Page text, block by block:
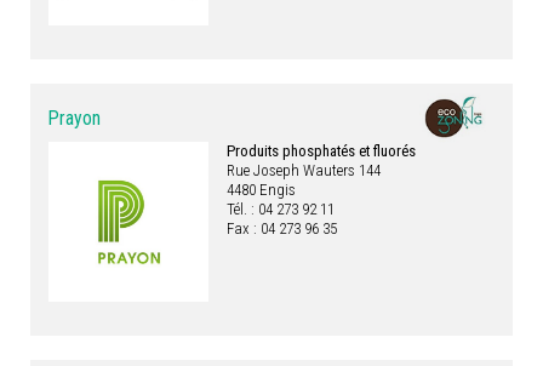
Prayon
Produits phosphatés et fluorés
Rue Joseph Wauters 144
4480 Engis
Tél. : 04 273 92 11
Fax : 04 273 96 35